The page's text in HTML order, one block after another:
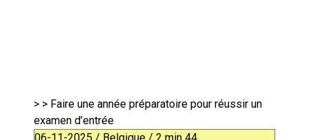
> > Faire une année préparatoire pour réussir un
examen d’entrée